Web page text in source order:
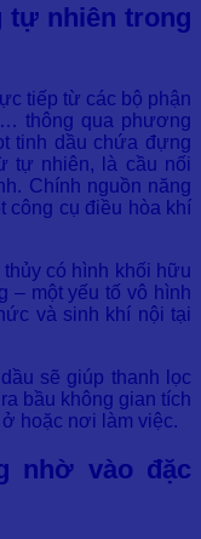
tự nhiên trong
tiếp từ các bộ phận
thông qua phương
tinh dầu chứa đựng
tự nhiên, là cầu nối
Chính nguồn năng
công cụ điều hòa khí
có hình khối hữu
– một yếu tố vô hình
và sinh khí nội tại
sẽ giúp thanh lọc
bầu không gian tích
hoặc nơi làm việc.
nhờ vào đặc